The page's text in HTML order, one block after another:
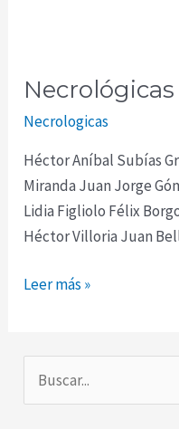
Necrologicas
Héctor Aníbal Subías
Miranda Juan Jorge
Lidia Figliolo Félix
Héctor Villoria Juan
Necrológicas
Julio
Leer más »